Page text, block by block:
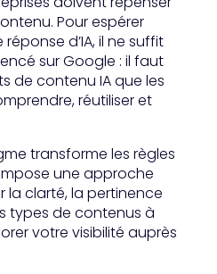
Pour espérer
d’IA, il ne suffit
sur Google : il faut
de contenu IA que les
réutiliser et
transforme les règles
une approche
la clarté, la pertinence
types de contenus à
votre visibilité auprès